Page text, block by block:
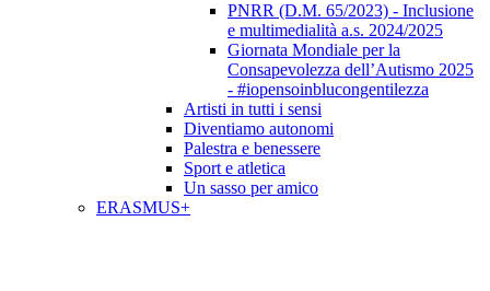
PNRR (D.M. 65/2023) - Inclusione
e multimedialità a.s. 2024/2025
Giornata Mondiale per la
Consapevolezza dell’Autismo 2025
- #iopensoinblucongentilezza
Artisti in tutti i sensi
Diventiamo autonomi
Palestra e benessere
Sport e atletica
Un sasso per amico
ERASMUS+